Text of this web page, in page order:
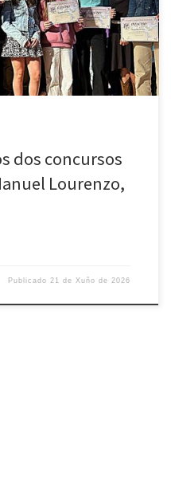
do calendario anual da
dos concursos
Lourenzo,
Publicado 21 de Xuño de 2026